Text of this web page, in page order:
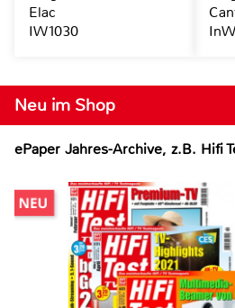
Neu im Shop
ePaper Jahres-Archive, z.B. Hifi
Elac
IW1030